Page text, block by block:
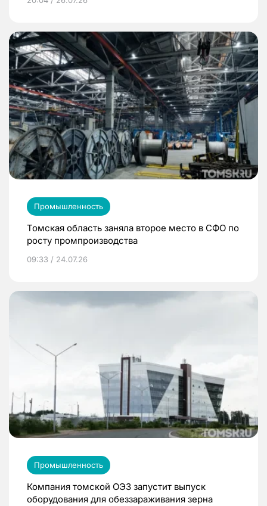
Промышленность
Томская область заняла второе место в СФО по
росту промпроизводства
09:33 / 24.07.26
Промышленность
Компания томской ОЭЗ запустит выпуск
оборудования для обеззараживания зерна